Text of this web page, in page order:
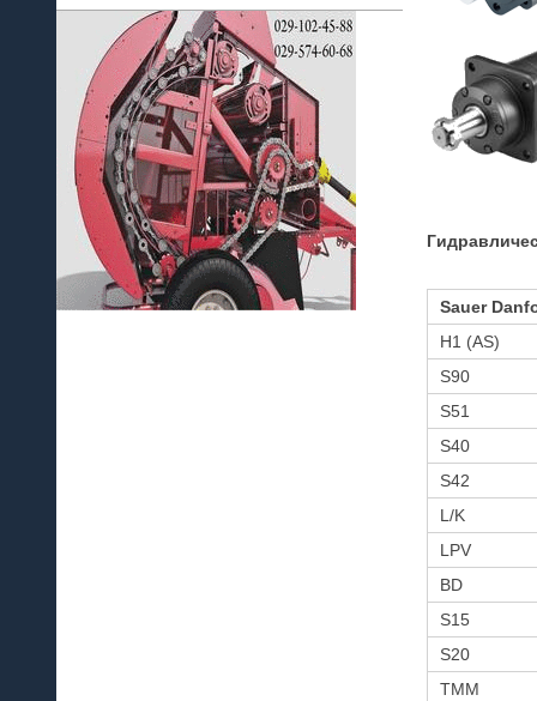
Sauer
H1 (AS)
S90
S51
S40
S42
L/K
LPV
BD
S15
S20
TMM